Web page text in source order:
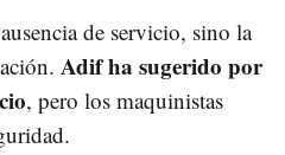
de servicio, sino la
Adif ha sugerido por
, pero los maquinistas